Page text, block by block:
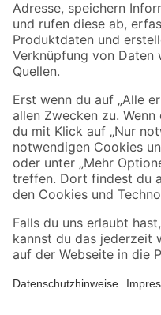
Sicher einkaufen
Jetzt die toom-App
Alle Preisangaben in EUR inkl. gesetzl.
Umständen nicht in allen Märkten
sich auf den unter "Mein Markt"
*Paketversand ab 59 €
fallen zusätzliche Versandkosten an.